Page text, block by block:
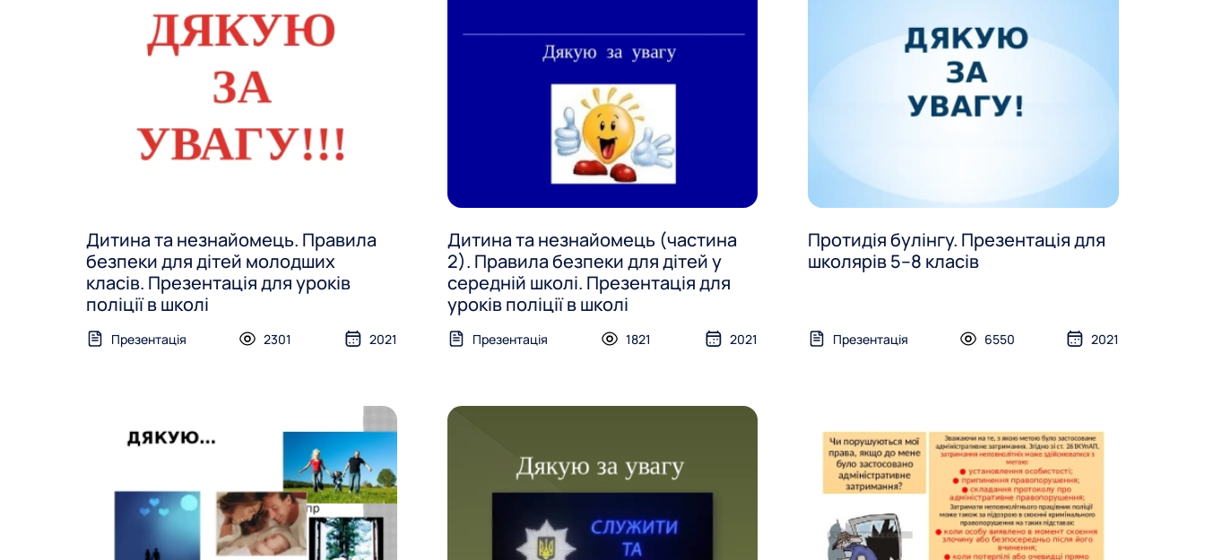
Дитина та незнайомець. Правила
безпеки для дітей молодших
класів. Презентація для уроків
поліції в школі
Презентація 2301 2021
Дитина та незнайомець (частина
2). Правила безпеки для дітей у
середній школі. Презентація для
уроків поліції в школі
Презентація 1821 2021
Протидія булінгу. Презентація для
школярів 5–8 класів
Презентація 6550 2021